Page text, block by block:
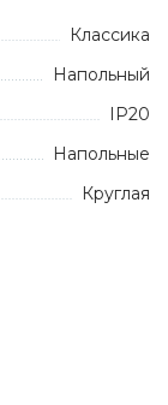
Классика
Напольный
IP20
Напольные
Круглая